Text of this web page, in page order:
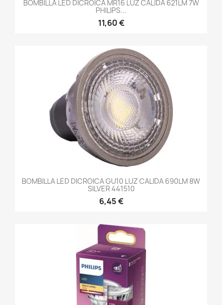
BOMBILLA LED DICROICA MR16 LUZ CALIDA 621LM 7W
PHILIPS...
11,60 €
BOMBILLA LED DICROICA GU10 LUZ CALIDA 690LM 8W
SILVER 441510
6,45 €